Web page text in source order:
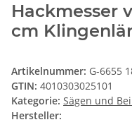
Hackmesser
cm
Artikelnummer: G-6655
GTIN: 4010303025101
Kategorie: Sägen und
Hersteller: